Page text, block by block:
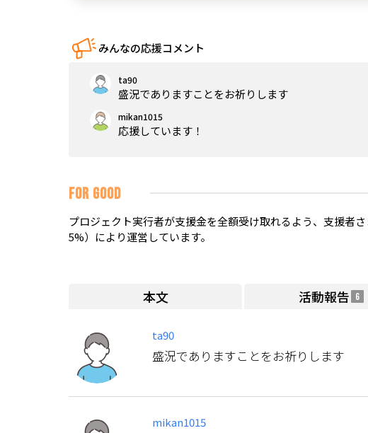
みんなの応援コメント
ta90
盛況でありますことをお祈りします
mikan1015
応援しています！
FOR GOOD
プロジェクト実行者が支援金を全額受け取れるよう、支援者
5%）により運営しています。
本文 活動報告 6
ta90
盛況でありますことをお祈りします
mikan1015